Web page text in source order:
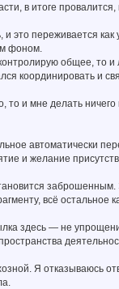
в итоге
это переживается как
фоном.
общее, то и
координировать и
то и мне делать
автоматически
и желание
всё остальное
здесь — не
Я отказываюсь